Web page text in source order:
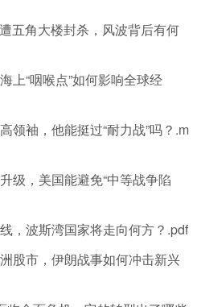
五角大楼封杀，风波背后有何
上“咽喉点”如何影响全球经
领袖，他能挺过“耐力战”吗？.m
级，美国能避免“中等战争陷
，波斯湾国家将走向何方？.pdf
股市，伊朗战事如何冲击新兴